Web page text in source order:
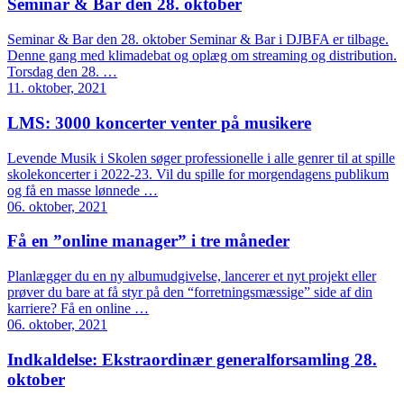
Seminar & Bar den 28. oktober
Seminar & Bar den 28. oktober Seminar & Bar i DJBFA er tilbage.
Denne gang med klimadebat og oplæg om streaming og distribution.
Torsdag den 28. …
11. oktober, 2021
LMS: 3000 koncerter venter på musikere
Levende Musik i Skolen søger professionelle i alle genrer til at spille
skolekoncerter i 2022-23. Vil du spille for morgendagens publikum
og få en masse lønnede …
06. oktober, 2021
Få en ”online manager” i tre måneder
Planlægger du en ny albumudgivelse, lancerer et nyt projekt eller
prøver du bare at få styr på den “forretningsmæssige” side af din
karriere? Få en online …
06. oktober, 2021
Indkaldelse: Ekstraordinær generalforsamling 28.
oktober